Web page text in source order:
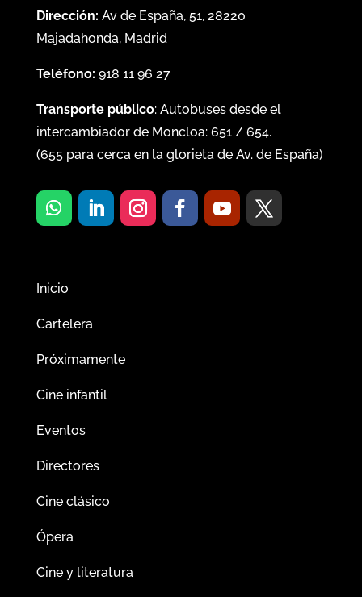
Dirección: Av de España, 51, 28220
Majadahonda, Madrid
Teléfono: 918 11 96 27
Transporte público: Autobuses desde el
intercambiador de Moncloa: 651/ 654.
(655para cerca en la glorieta de Av. de España)
Inicio
Cartelera
Próximamente
Cine infantil
Eventos
Directores
Cine clásico
Ópera
Cine y literatura